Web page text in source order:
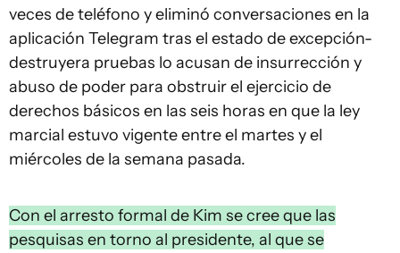
veces de teléfono y eliminó conversaciones en la
aplicación Telegram tras el estado de excepción-
destruyera pruebas lo acusan de insurrección y
abuso de poder para obstruir el ejercicio de
derechos básicos en las seis horas en que la ley
marcial estuvo vigente entre el martes y el
miércoles de la semana pasada.
Con el arresto formal de Kim se cree que las
pesquisas en torno al presidente, al que se